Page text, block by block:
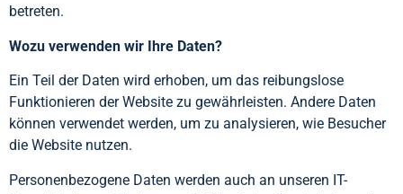
betreten.
Wozu verwenden wir Ihre Daten?
Ein Teil der Daten wird erhoben, um das reibungslose
Funktionieren der Website zu gewährleisten. Andere Daten
können verwendet werden, um zu analysieren, wie Besucher
die Website nutzen.
Personenbezogene Daten werden auch an unseren IT-